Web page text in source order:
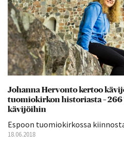
Johanna Hervonto kertoo
tuomiokirkon historiasta –
kävijöihin
Espoon tuomiokirkossa
18.06.2018